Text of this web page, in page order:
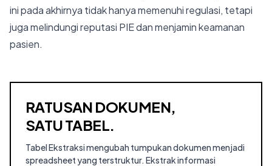
ini pada akhirnya tidak hanya memenuhi regulasi, tetapi
juga melindungi reputasi PIE dan menjamin keamanan
pasien.
RATUSAN DOKUMEN,
SATU TABEL.
Tabel Ekstraksi mengubah tumpukan dokumen menjadi
spreadsheet yang terstruktur. Ekstrak informasi